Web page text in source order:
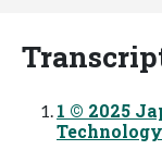
1 © 2025